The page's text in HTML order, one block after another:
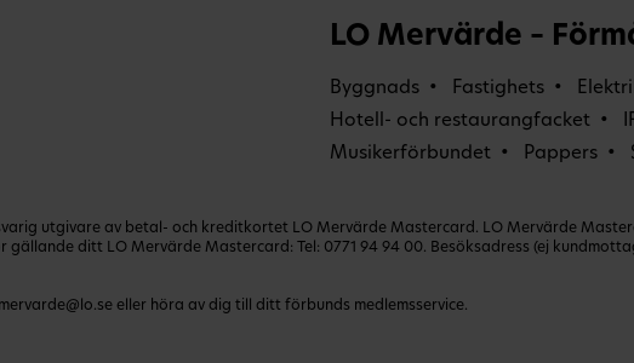
LO Mervärde –
Byggnads Fastighets
Hotell- och restaurangfacket
Musikerförbundet
Pappers
utgivare av betal- och kreditkortet LO Mervärde Mastercard. LO Mervärde
ditt LO Mervärde Mastercard: Tel: 0771 94 94 00. Besöksadress (ej
mervarde@lo.se eller höra av dig till ditt förbunds medlemsservice.